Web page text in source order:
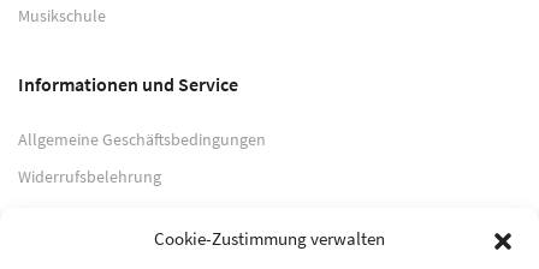
Cookie-Zustimmung verwalten
Musikschule
Informationen und Service
Allgemeine Geschäftsbedingungen
Widerrufsbelehrung
Datenschutzerklärung